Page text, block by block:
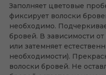
Заполняет цветовые
фиксирует волоски
необходимо.
бровей. В зависимости от
или затемняет
необходимости).
волоски бровей. Не